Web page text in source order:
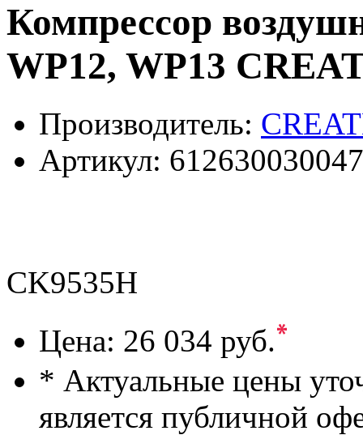
Компрессор
WP12, WP13
Производитель:
Артикул: 612630030047
CK9535H
Цена: 26 034 руб.*
* Актуальные цены
является публичной